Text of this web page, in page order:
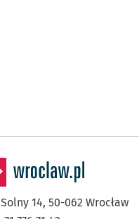
14, 50-062 Wrocław